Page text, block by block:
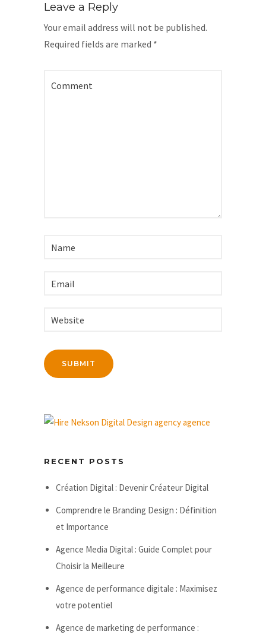
Leave a Reply
Your email address will not be published.
Required fields are marked *
RECENT POSTS
Création Digital : Devenir Créateur Digital
Comprendre le Branding Design : Définition
et Importance
Agence Media Digital : Guide Complet pour
Choisir la Meilleure
Agence de performance digitale : Maximisez
votre potentiel
Agence de marketing de performance :